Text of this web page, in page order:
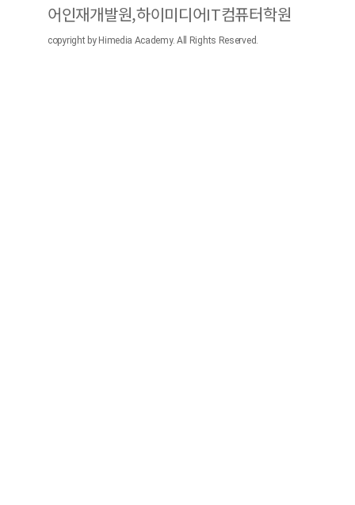
어인재개발원,하이미디어IT컴퓨터학원
copyright by Himedia Academy. All Rights Reserved.